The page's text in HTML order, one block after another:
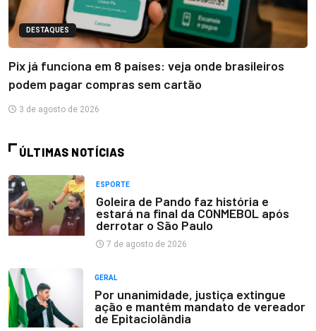
DESTAQUES
Pix já funciona em 8 países: veja onde brasileiros
podem pagar compras sem cartão
3 de agosto de 2026
ÚLTIMAS NOTÍCIAS
ESPORTE
Goleira de Pando faz história e
estará na final da CONMEBOL após
derrotar o São Paulo
7 de agosto de 2026
GERAL
Por unanimidade, justiça extingue
ação e mantém mandato de vereador
de Epitaciolândia